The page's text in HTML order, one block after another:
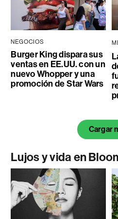
NEGOCIOS
Burger King dispara sus
ventas en EE.UU. con un
nuevo Whopper y una
promoción de Star Wars
Cargar
Lujos y vida en